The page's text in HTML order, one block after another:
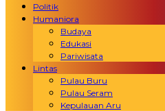
Politik
Humaniora
Budaya
Edukasi
Pariwisata
Lintas
Pulau Buru
Pulau Seram
Kepulauan Aru